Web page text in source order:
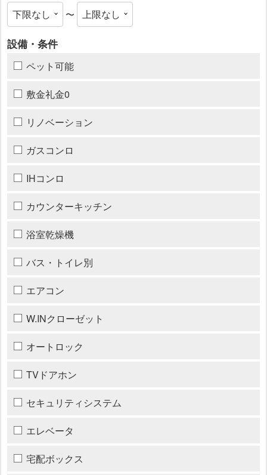
〜
設備・条件
ペット可能
敷金礼金0
リノベーション
ガスコンロ
IHコンロ
カウンターキッチン
浴室乾燥機
バス・トイレ別
エアコン
W.INクローゼット
オートロック
TVドアホン
セキュリティシステム
エレベータ
宅配ボックス